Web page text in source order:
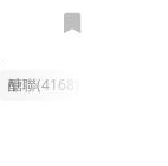
醣聯(4168)